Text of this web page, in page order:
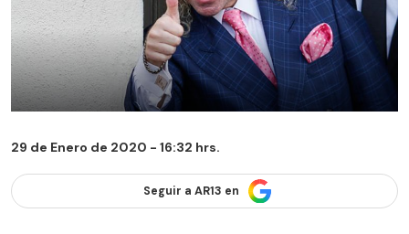
29 de Enero de 2020 - 16:32 hrs.
Seguir a AR13 en